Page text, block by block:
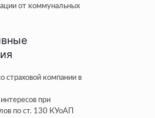
от коммунальных
страховой компании в
при
по ст. 130 КУоАП